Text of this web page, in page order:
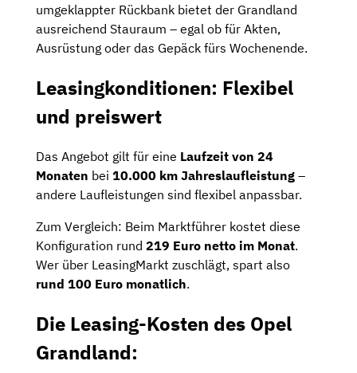
umgeklappter Rückbank bietet der Grandland
ausreichend Stauraum – egal ob für Akten,
Ausrüstung oder das Gepäck fürs Wochenende.
Leasingkonditionen: Flexibel
und preiswert
Das Angebot gilt für eine Laufzeit von 24
Monaten bei 10.000 km Jahreslaufleistung –
andere Laufleistungen sind flexibel anpassbar.
Zum Vergleich: Beim Marktführer kostet diese
Konfiguration rund 219 Euro netto im Monat.
Wer über LeasingMarkt zuschlägt, spart also
rund 100 Euro monatlich.
Die Leasing-Kosten des Opel
Grandland: